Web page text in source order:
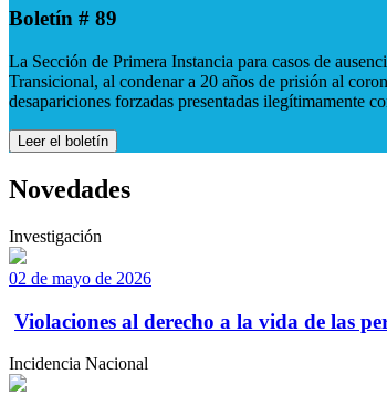
Boletín # 89
La Sección de Primera Instancia para casos de
Transicional, al condenar a 20 años de prisión al
desapariciones forzadas presentadas ilegítimamente
Leer el boletín
Novedades
Investigación
02 de mayo de 2026
Violaciones al derecho a la vida de las
Incidencia Nacional